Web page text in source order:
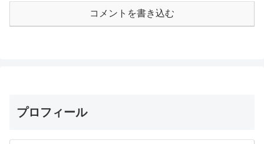
コメントを書き込む
プロフィール